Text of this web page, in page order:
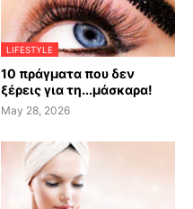
LIFESTYLE
10 πράγματα που δεν
ξέρεις για τη...μάσκαρα!
May 28, 2026